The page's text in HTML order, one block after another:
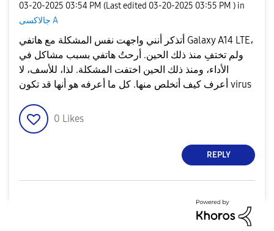
‎03-20-2025 03:54 PM (Last edited ‎03-20-2025 03:55 PM ) in
جالاكسى A
أتذكر أنني واجهت نفس المشكلة مع هاتفي Galaxy A14 LTE،
ولم تختفِ منذ ذلك الحين. أرحتُ هاتفي بسبب مشاكل في
الأداء، ومنذ ذلك الحين اختفت المشكلة. لذا، للأسف، لا
أعرف كيف أتخلص منها. كل ما أعرفه هو أنها قد تكون virus
0 Likes
REPLY